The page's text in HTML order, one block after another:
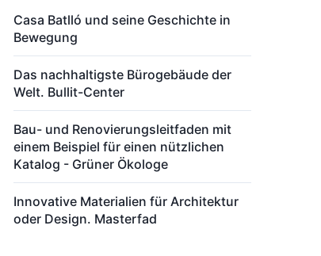
Casa Batlló und seine Geschichte in
Bewegung
Das nachhaltigste Bürogebäude der
Welt. Bullit-Center
Bau- und Renovierungsleitfaden mit
einem Beispiel für einen nützlichen
Katalog - Grüner Ökologe
Innovative Materialien für Architektur
oder Design. Masterfad